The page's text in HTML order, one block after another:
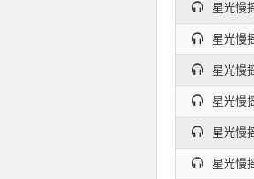
星光慢
星光慢
星光慢
星光慢
星光慢
星光慢